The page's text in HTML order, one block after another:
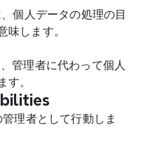
個人データの処理の目
味します。
管理者に代わって個人
す。
理者として行動しま